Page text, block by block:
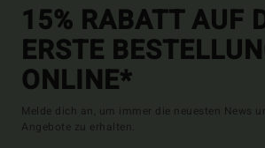
15% RABATT AUF
ERSTE
ONLINE*
Melde dich an, um immer die neuesten News
Angebote zu erhalten.